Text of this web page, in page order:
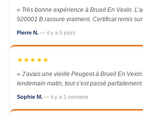
« Très bonne expérience à Brueil En Vexin.
920001 B rassure vraiment. Certificat remis
Pierre N. — il y a 5 jours
★★★★★
« J’avais une vieille Peugeot à Brueil En
lendemain matin, tout s’est passé
Sophie M. — il y a 1 semaine